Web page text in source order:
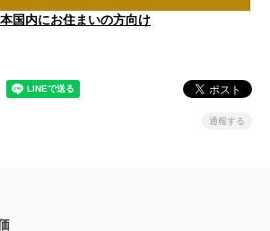
本国内にお住まいの方向け
通報する